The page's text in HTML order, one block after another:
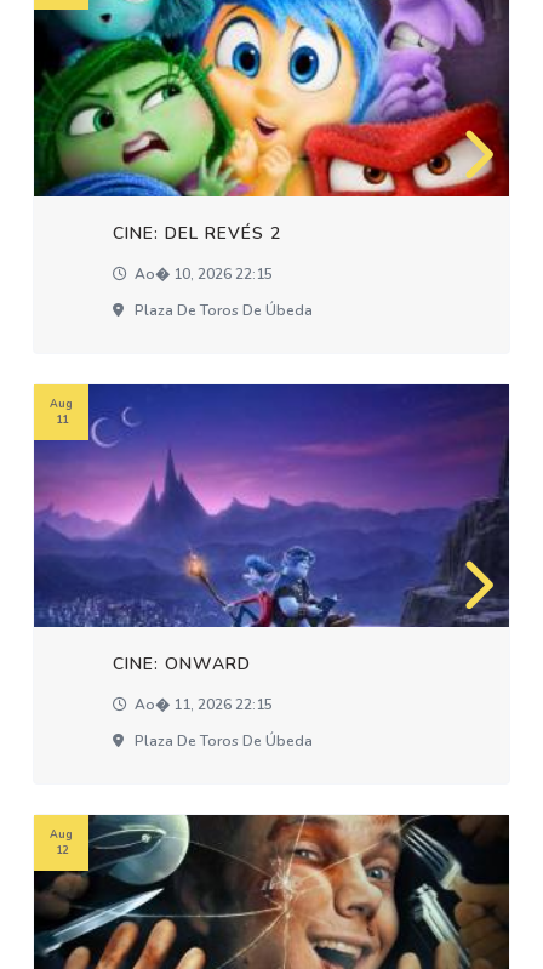
CINE: DEL REVÉS 2
Ao� 10, 2026 22:15
Plaza De Toros De Úbeda
CINE: ONWARD
Ao� 11, 2026 22:15
Plaza De Toros De Úbeda
Aug
11
Aug
12